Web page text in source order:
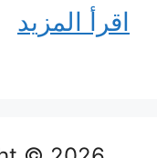
اقرأ المزيد